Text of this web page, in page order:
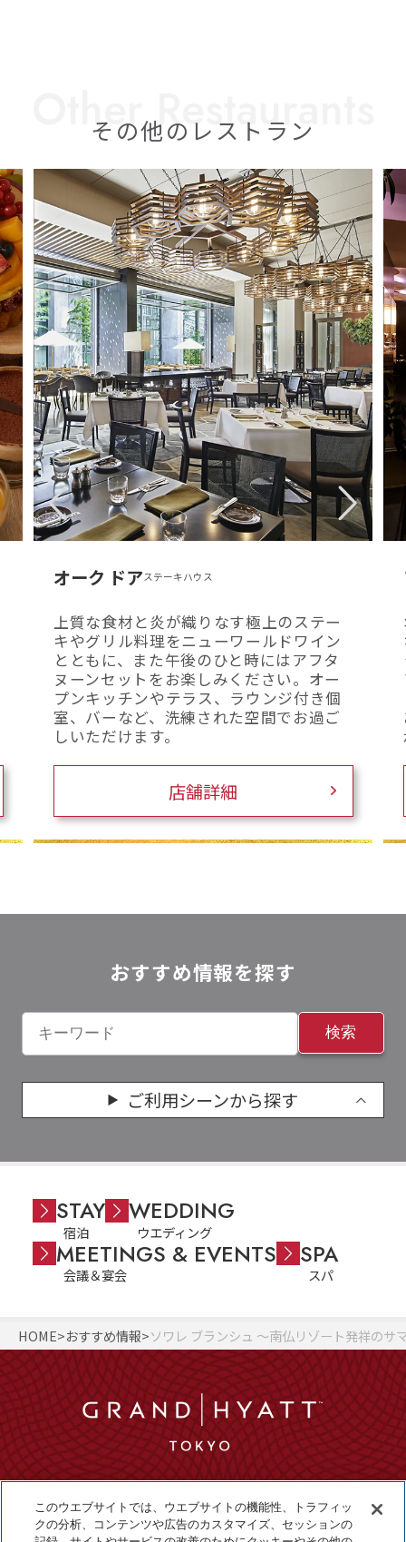
その他のレストラン
オーク ドアステーキハウス
上質な食材と炎が織りなす極上のステー
キやグリル料理をニューワールドワイン
とともに、また午後のひと時にはアフタ
ヌーンセットをお楽しみください。オー
プンキッチンやテラス、ラウンジ付き個
室、バーなど、洗練された空間でお過ご
しいただけます。
店舗詳細
おすすめ情報を探す
検索
ご利用シーンから探す
STAY
宿泊
WEDDING
ウエディング
MEETINGS & EVENTS
会議＆宴会
SPA
スパ
HOME おすすめ情報 ソワレ ブランシュ 〜南仏リゾート発祥のサ
このウエブサイトでは、ウエブサイトの機能性、トラフィッ
クの分析、コンテンツや広告のカスタマイズ、セッションの